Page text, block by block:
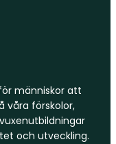
människor att
våra förskolor,
och utveckling.